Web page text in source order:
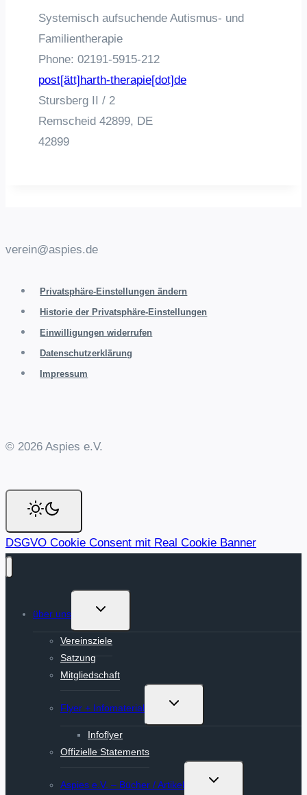
Systemisch aufsuchende Autismus- und
Familientherapie
Phone: 02191-5915-212
post[ätt]harth-therapie[dot]de
Stursberg II / 2
Remscheid 42899, DE
42899
verein@aspies.de
Privatsphäre-Einstellungen ändern
Historie der Privatsphäre-Einstellungen
Einwilligungen widerrufen
Datenschutzerklärung
Impressum
© 2026 Aspies e.V.
DSGVO Cookie Consent mit Real Cookie Banner
über uns
Untermenü
Vereinsziele
Satzung
Mitgliedschaft
Flyer + Infomaterial
Untermenü
Infoflyer
Offizielle Statements
Aspies e.V. – Bücher / Artikel
Untermenü